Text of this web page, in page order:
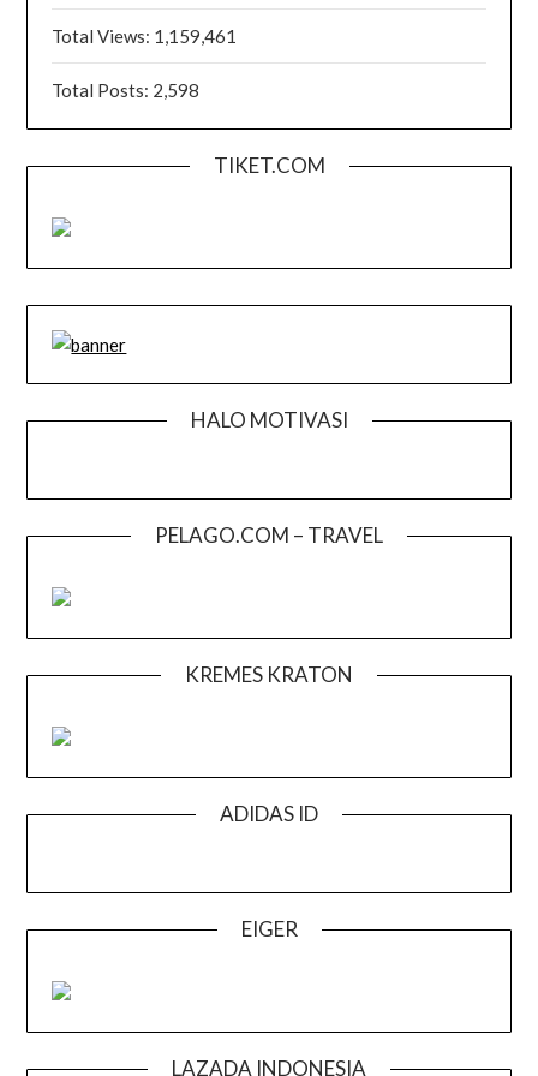
Total Views: 1,159,461
Total Posts: 2,598
TIKET.COM
HALO MOTIVASI
PELAGO.COM – TRAVEL
KREMES KRATON
ADIDAS ID
EIGER
LAZADA INDONESIA